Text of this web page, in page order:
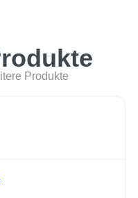
Produkte